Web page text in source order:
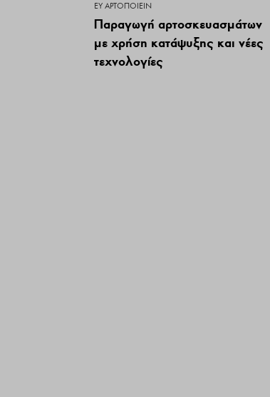
ΕΥ ΑΡΤΟΠΟΙΕΊΝ
Παραγωγή αρτοσκευασμάτων
με χρήση κατάψυξης και νέες
τεχνολογίες